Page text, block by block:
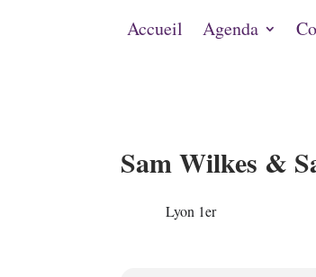
Accueil Agenda
Sam Wilkes &
Lyon 1er